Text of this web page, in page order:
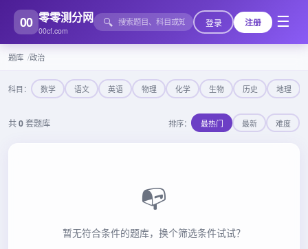
00 零零测分网
00cf.com
🔍 登录 注册 ☰
题库 政治
科目： 数学 语文 英语 物理 化学 生物 历史 地理
共0套题库 排序： 最热门 最新 难度
📭
暂无符合条件的题库，换个筛选条件试试？